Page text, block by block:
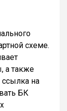
схеме.
а также
ссылка на
БК